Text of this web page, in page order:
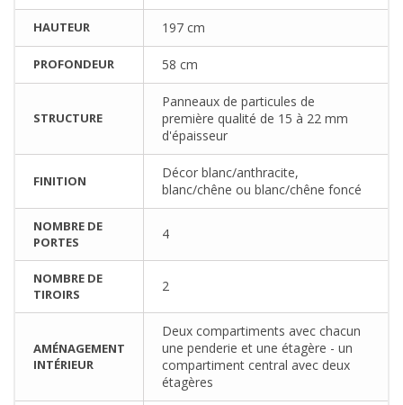
HAUTEUR 197 cm
PROFONDEUR 58 cm
STRUCTURE
Panneaux de particules de
première qualité de 15 à 22 mm
d'épaisseur
FINITION
Décor blanc/anthracite,
blanc/chêne ou blanc/chêne foncé
NOMBRE DE
PORTES
4
NOMBRE DE
TIROIRS
2
AMÉNAGEMENT
INTÉRIEUR
Deux compartiments avec chacun
une penderie et une étagère - un
compartiment central avec deux
étagères